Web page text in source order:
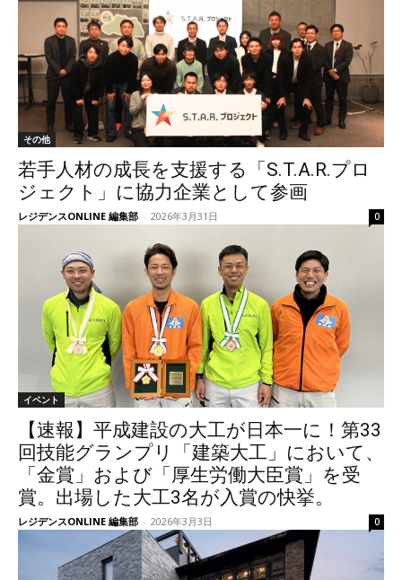
その他
若手人材の成長を支援する「S.T.A.R.プロ
ジェクト」に協力企業として参画
レジデンスONLINE 編集部 - 2026年3月31日 0
イベント
【速報】平成建設の大工が日本一に！第33
回技能グランプリ「建築大工」において、
「金賞」および「厚生労働大臣賞」を受
賞。出場した大工3名が入賞の快挙。
レジデンスONLINE 編集部 - 2026年3月3日 0